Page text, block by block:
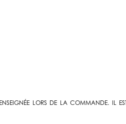
LORS DE LA COMMANDE. IL